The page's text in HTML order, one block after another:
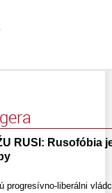
RUSI: Rusofóbia
progresívno-liberálni